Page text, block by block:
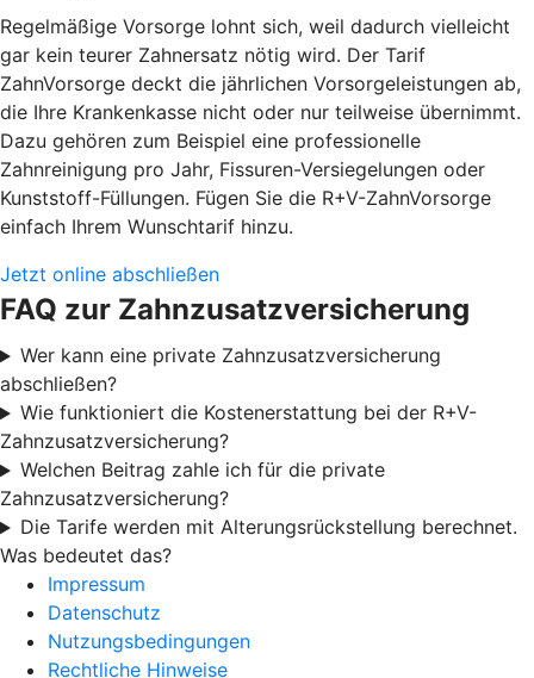
Regelmäßige Vorsorge lohnt sich, weil dadurch vielleicht
gar kein teurer Zahnersatz nötig wird. Der Tarif
ZahnVorsorge deckt die jährlichen Vorsorgeleistungen ab,
die Ihre Krankenkasse nicht oder nur teilweise übernimmt.
Dazu gehören zum Beispiel eine professionelle
Zahnreinigung pro Jahr, Fissuren-Versiegelungen oder
Kunststoff-Füllungen. Fügen Sie die R+V-ZahnVorsorge
einfach Ihrem Wunschtarif hinzu.
Jetzt online abschließen
FAQ zur Zahnzusatzversicherung
Wer kann eine private Zahnzusatzversicherung
abschließen?
Wie funktioniert die Kostenerstattung bei der R+V-
Zahnzusatzversicherung?
Welchen Beitrag zahle ich für die private
Zahnzusatzversicherung?
Die Tarife werden mit Alterungsrückstellung berechnet.
Was bedeutet das?
Impressum
Datenschutz
Nutzungsbedingungen
Rechtliche Hinweise